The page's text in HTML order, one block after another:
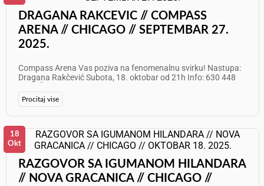
DRAGANA RAKCEVIC // COMPASS
ARENA // CHICAGO // SEPTEMBAR 27.
2025.
Compass Arena Vas poziva na fenomenalnu svirku! Nastupa:
Dragana Rakčević Subota, 18. oktobar od 21h Info: 630 448
Procitaj vise
RAZGOVOR SA IGUMANOM HILANDARA
// NOVA GRACANICA // CHICAGO //
18
Okt